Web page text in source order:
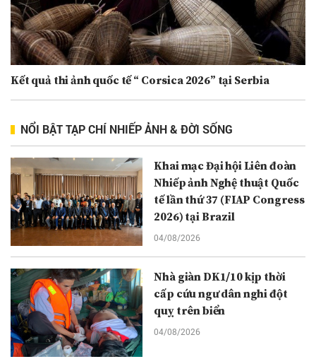
Kết quả thi ảnh quốc tế “ Corsica 2026” tại Serbia
NỔI BẬT TẠP CHÍ NHIẾP ẢNH & ĐỜI SỐNG
Khai mạc Đại hội Liên đoàn
Nhiếp ảnh Nghệ thuật Quốc
tế lần thứ 37 (FIAP Congress
2026) tại Brazil
04/08/2026
Nhà giàn DK1/10 kịp thời
cấp cứu ngư dân nghi đột
quỵ trên biển
04/08/2026